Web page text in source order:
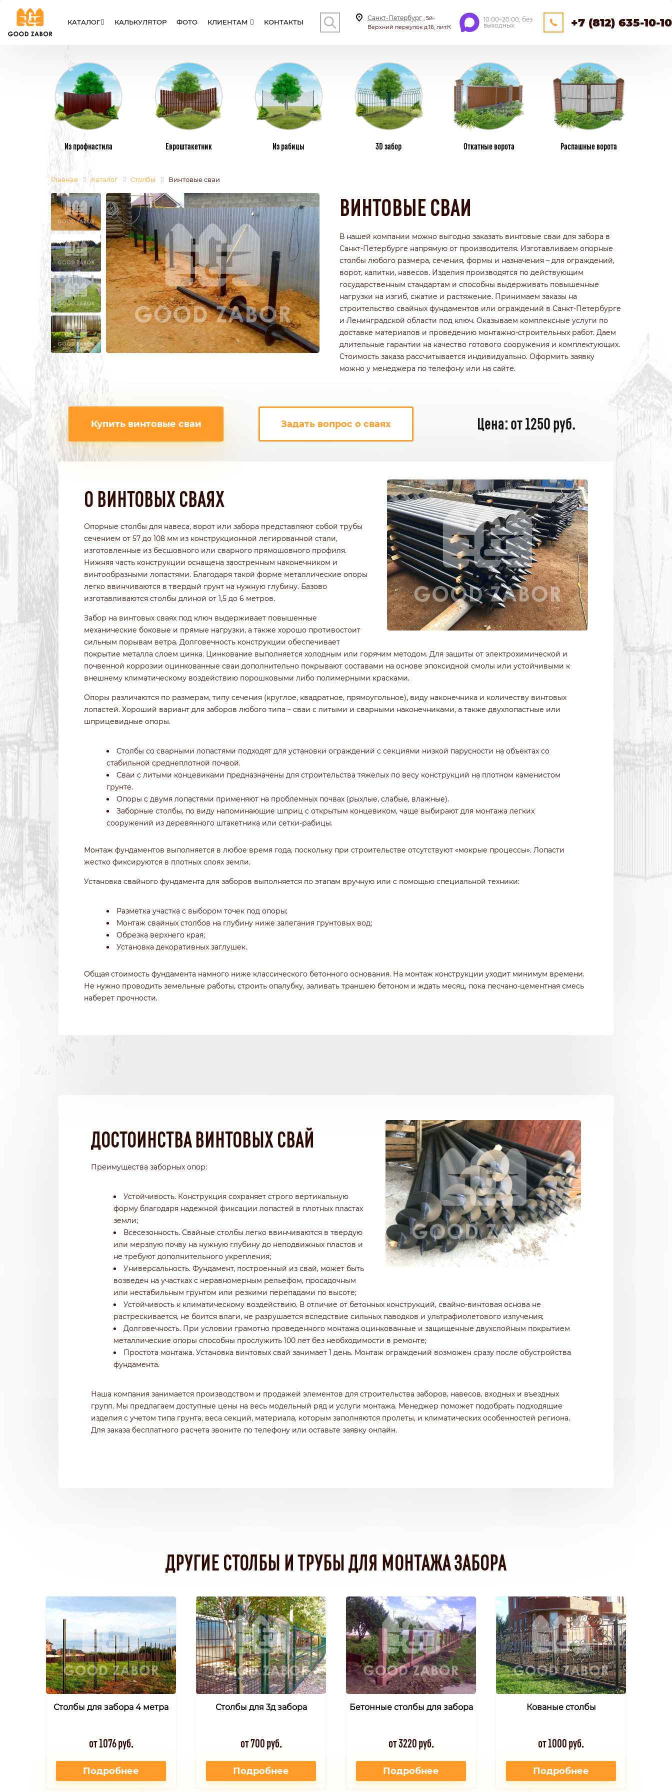
КАТАЛОГ
ЗАБОРЫ
МЕТАЛЛИЧЕСКИЕ ЗАБОРЫ
ИЗ ЕВРОШТАКЕТНИКА
СЕТКА РАБИЦА
СЕКЦИОННЫЕ ЗАБОРЫ
ИЗ 3Д СЕТКИ
ИЗ СВАРНОЙ СЕТКИ
ИЗ ПРОФИЛЬНОЙ ТРУБЫ
СВАРНЫЕ ЗАБОРЫ
ЗАБОРЫ ДЛЯ ДАЧИ
ДЕРЕВЯННЫЕ
МЕТАЛЛИЧЕСКИЕ
ИЗ ПРОФНАСТИЛА
СВАРНЫЕ
ИЗ ПОЛИКАРБОНАТА
ЗАБОРЫ ИЗ ПРОФНАСТИЛА
ПОД КРИПИЧ
ДЛЯ ДАЧИ
ПОД ДЕРЕВО
ПОД КАМЕНЬ
С КОВАНЫМИ ЭЛЕМЕНТАМИ
СЕКЦИОННЫЙ
С КАЛИТКОЙ И ВОРОТАМИ
ДЕРЕВЯННЫЕ ЗАБОРЫ
ГОРИЗОНТАЛЬНЫЕ
КАМЕНННЫЕ ЗАБОРЫ
ИЗ ПРИРОДНОГО КАМНЯ
ИЗ ФРАНЦУЗСКОГО КАМНЯ
ИЗ 3Д СЕТКИ ГИТТЕР
КАЛИТКИ СТОЛБЫ ВИНТОВЫЕ СВАИ
КОНТЕЙНЕРНЫЕ
ПЛОЩАДКИ
КАЛЬКУЛЯТОР ФОТО КЛИЕНТАМ КОНТАКТЫ
Санкт-Петербург, 5й-
Верхний переулок д.16, лит.К
10:00–20:00, без
выходных
+7 (812) 635-10-10
Из профнастила Евроштакетник Из рабицы 3D забор Откатные ворота Распашные ворота
Главная Каталог Столбы Винтовые сваи
ВИНТОВЫЕ СВАИ
В нашей компании можно выгодно заказать винтовые сваи для забора в
Санкт-Петербурге напрямую от производителя. Изготавливаем опорные
столбы любого размера, сечения, формы и назначения – для ограждений,
ворот, калитки, навесов. Изделия производятся по действующим
государственным стандартам и способны выдерживать повышенные
нагрузки на изгиб, сжатие и растяжение. Принимаем заказы на
строительство свайных фундаментов или ограждений в Санкт-Петербурге
и Ленинградской области под ключ. Оказываем комплексные услуги по
доставке материалов и проведению монтажно-строительных работ. Даем
длительные гарантии на качество готового сооружения и комплектующих.
Стоимость заказа рассчитывается индивидуально. Оформить заявку
можно у менеджера по телефону или на сайте.
Купить винтовые сваи Задать вопрос о сваях Цена: от 1250 руб.
О ВИНТОВЫХ СВАЯХ
Опорные столбы для навеса, ворот или забора представляют собой трубы
сечением от 57 до 108 мм из конструкционной легированной стали,
изготовленные из бесшовного или сварного прямошовного профиля.
Нижняя часть конструкции оснащена заостренным наконечником и
винтообразными лопастями. Благодаря такой форме металлические опоры
легко ввинчиваются в твердый грунт на нужную глубину. Базово
изготавливаются столбы длиной от 1,5 до 6 метров.
Забор на винтовых сваях под ключ выдерживает повышенные
механические боковые и прямые нагрузки, а также хорошо противостоит
сильным порывам ветра. Долговечность конструкции обеспечивает
покрытие металла слоем цинка. Цинкование выполняется холодным или горячим методом. Для защиты от электрохимической и
почвенной коррозии оцинкованные сваи дополнительно покрывают составами на основе эпоксидной смолы или устойчивыми к
внешнему климатическому воздействию порошковыми либо полимерными красками.
Опоры различаются по размерам, типу сечения (круглое, квадратное, прямоугольное), виду наконечника и количеству винтовых
лопастей. Хороший вариант для заборов любого типа – сваи с литыми и сварными наконечниками, а также двухлопастные или
шприцевидные опоры.
Столбы со сварными лопастями подходят для установки ограждений с секциями низкой парусности на объектах со
стабильной среднеплотной почвой.
Сваи с литыми концевиками предназначены для строительства тяжелых по весу конструкций на плотном каменистом
грунте.
Опоры с двумя лопастями применяют на проблемных почвах (рыхлые, слабые, влажные).
Заборные столбы, по виду напоминающие шприц с открытым концевиком, чаще выбирают для монтажа легких
сооружений из деревянного штакетника или сетки-рабицы.
Монтаж фундаментов выполняется в любое время года, поскольку при строительстве отсутствуют «мокрые процессы». Лопасти
жестко фиксируются в плотных слоях земли.
Установка свайного фундамента для заборов выполняется по этапам вручную или с помощью специальной техники:
Разметка участка с выбором точек под опоры;
Монтаж свайных столбов на глубину ниже залегания грунтовых вод;
Обрезка верхнего края;
Установка декоративных заглушек.
Общая стоимость фундамента намного ниже классического бетонного основания. На монтаж конструкции уходит минимум времени.
Не нужно проводить земельные работы, строить опалубку, заливать траншею бетоном и ждать месяц, пока песчано-цементная смесь
наберет прочности.
ДОСТОИНСТВА ВИНТОВЫХ СВАЙ
Преимущества заборных опор:
Устойчивость. Конструкция сохраняет строго вертикальную
форму благодаря надежной фиксации лопастей в плотных пластах
земли;
Всесезонность. Свайные столбы легко ввинчиваются в твердую
или мерзлую почву на нужную глубину до неподвижных пластов и
не требуют дополнительного укрепления;
Универсальность. Фундамент, построенный из свай, может быть
возведен на участках с неравномерным рельефом, просадочным
или нестабильным грунтом или резкими перепадами по высоте;
Устойчивость к климатическому воздействию. В отличие от бетонных конструкций, свайно-винтовая основа не
растрескивается, не боится влаги, не разрушается вследствие сильных паводков и ультрафиолетового излучения;
Долговечность. При условии грамотно проведенного монтажа оцинкованные и защищенные двухслойным покрытием
металлические опоры способны прослужить 100 лет без необходимости в ремонте;
Простота монтажа. Установка винтовых свай занимает 1 день. Монтаж ограждений возможен сразу после обустройства
фундамента.
Наша компания занимается производством и продажей элементов для строительства заборов, навесов, входных и въездных
групп. Мы предлагаем доступные цены на весь модельный ряд и услуги монтажа. Менеджер поможет подобрать подходящие
изделия с учетом типа грунта, веса секций, материала, которым заполняются пролеты, и климатических особенностей региона.
Для заказа бесплатного расчета звоните по телефону или оставьте заявку онлайн.
ДРУГИЕ СТОЛБЫ И ТРУБЫ ДЛЯ МОНТАЖА ЗАБОРА
Столбы для забора 4 метра
от 1076 руб.
Подробнее
Столбы для 3д забора
от 700 руб.
Подробнее
Бетонные столбы для забора
от 3220 руб.
Подробнее
Кованые столбы
от 1000 руб.
Подробнее